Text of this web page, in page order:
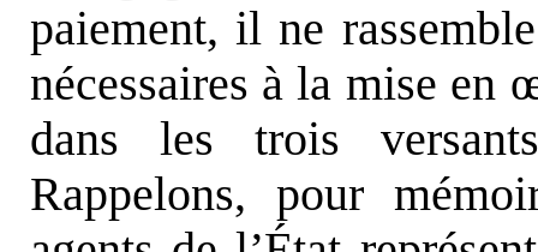
paiement, il ne
nécessaires à la mise en
dans les trois
Rappelons, pour